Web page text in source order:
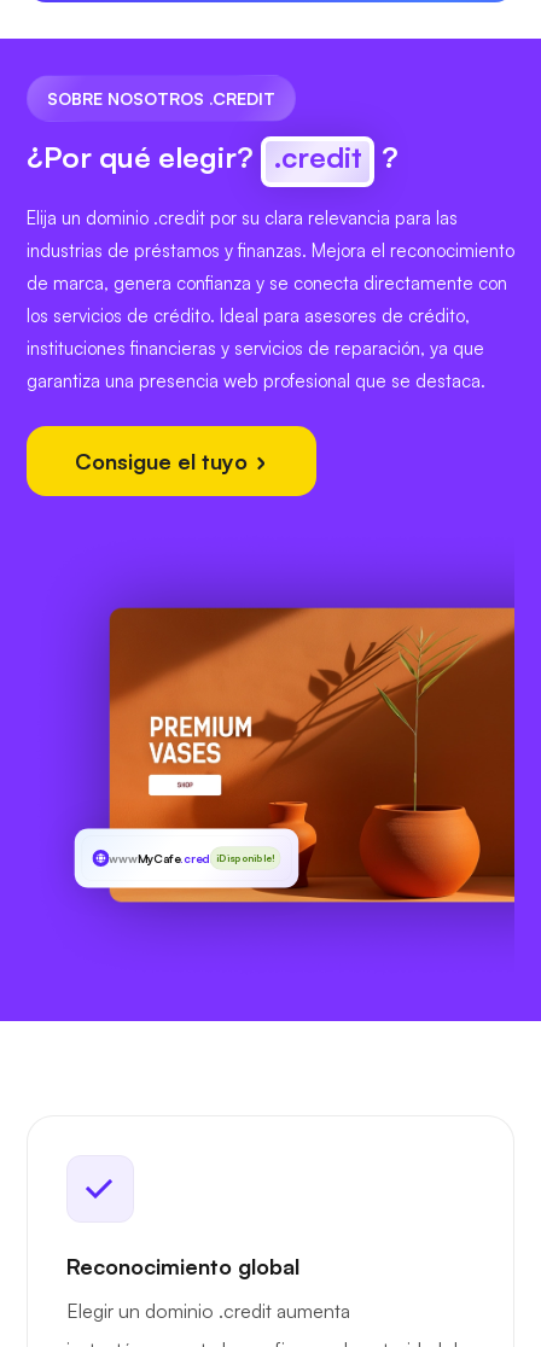
SOBRE NOSOTROS .CREDIT
¿Por qué elegir? .credit ?
Elija un dominio .credit por su clara relevancia para las
industrias de préstamos y finanzas. Mejora el reconocimiento
de marca, genera confianza y se conecta directamente con
los servicios de crédito. Ideal para asesores de crédito,
instituciones financieras y servicios de reparación, ya que
garantiza una presencia web profesional que se destaca.
Consigue el tuyo
wwwMyCafe.credit¡Disponible!
Reconocimiento global
Elegir un dominio .credit aumenta